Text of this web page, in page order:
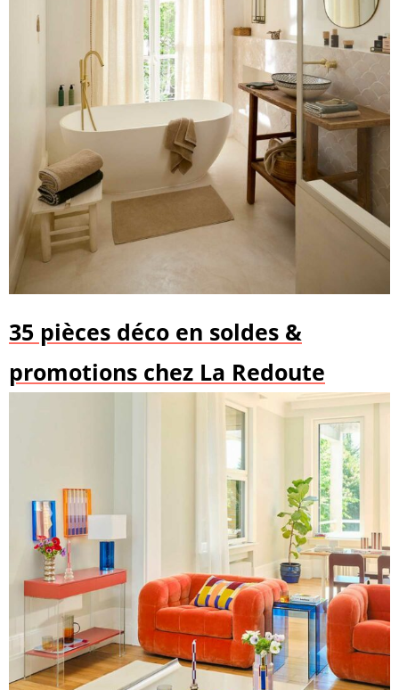
35 pièces déco en soldes &
promotions chez La Redoute